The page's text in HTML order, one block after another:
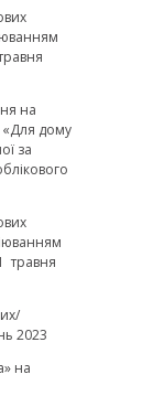
на
«Для дому
за
травня
2023
на